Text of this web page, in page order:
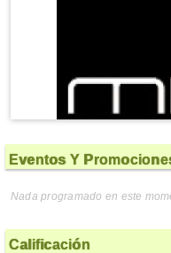
Eventos Y
Nada programado en este
Calificación